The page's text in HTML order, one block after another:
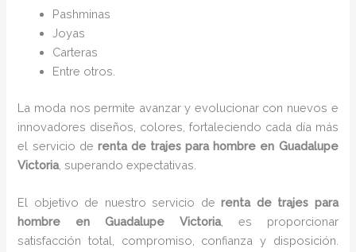
Pashminas
Joyas
Carteras
Entre otros.
La moda nos permite avanzar y evolucionar con nuevos e
innovadores diseños, colores, fortaleciendo cada día más
el servicio de renta de trajes para hombre en Guadalupe
Victoria, superando expectativas.
El objetivo de nuestro servicio derenta de trajes para
hombre en Guadalupe Victoria, es proporcionar
satisfacción total, compromiso, confianza y disposición.